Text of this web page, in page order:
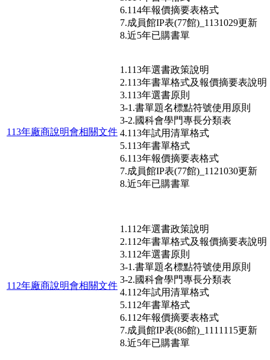
6.114年報價摘要表格式
7.成員館IP表(77館)_1131029更新
8.近5年已購書單
113年廠商說明會相關文件
1.113年選書政策說明
2.113年書單格式及報價摘要表說明
3.113年選書原則
3-1.書單題名標點符號使用原則
3-2.國科會學門專長分類表
4.113年試用清單格式
5.113年書單格式
6.113年報價摘要表格式
7.成員館IP表(77館)_1121030更新
8.近5年已購書單
112年廠商說明會相關文件
1.112年選書政策說明
2.112年書單格式及報價摘要表說明
3.112年選書原則
3-1.書單題名標點符號使用原則
3-2.國科會學門專長分類表
4.112年試用清單格式
5.112年書單格式
6.112年報價摘要表格式
7.成員館IP表(86館)_1111115更新
8.近5年已購書單